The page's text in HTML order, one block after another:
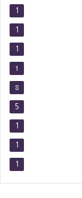
1
1
1
1
8
5
1
1
1